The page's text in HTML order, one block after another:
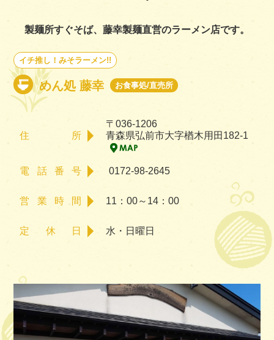
製麺所すぐそば、藤幸製麺直営のラーメン店です。
イチ推し！みそラーメン!!
めん処 藤幸 お食事処/直売所
住所
〒036-1206
青森県弘前市大字楢木用田182-1
電話番号 0172-98-2645
営業時間 11：00～14：00
定休日 水・日曜日